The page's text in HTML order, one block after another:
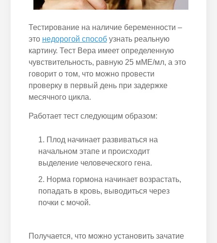
Тестирование на наличие беременности –
это недорогой способузнать реальную
картину. Тест Вера имеет определенную
чувствительность, равную 25 мМЕ/мл, а это
говорит о том, что можно провести
проверку в первый день при задержке
месячного цикла.
Работает тест следующим образом:
Плод начинает развиваться на
начальном этапе и происходит
выделение человеческого гена.
Норма гормона начинает возрастать,
попадать в кровь, выводиться через
почки с мочой.
Получается, что можно установить зачатие